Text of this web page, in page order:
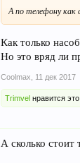
А по телефону как
Как только
Но это вряд ли
Coolmax 11 дек 2017
Trimvel нравится это.
А сколько стоит